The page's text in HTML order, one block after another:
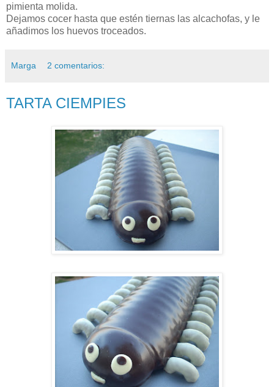
pimienta molida.
Dejamos cocer hasta que estén tiernas las alcachofas, y le
añadimos los huevos troceados.
Marga 2 comentarios:
TARTA CIEMPIES